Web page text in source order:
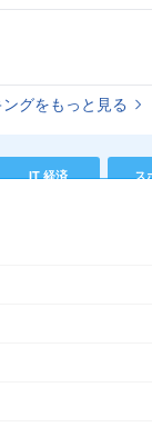
グをもっと見る
IT 経済 ス